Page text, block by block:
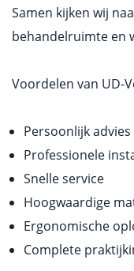
Samen kijken wij
behandelruimte en
Voordelen van UD-
Persoonlijk advies
Professionele
Snelle service
Hoogwaardige
Ergonomische
Complete